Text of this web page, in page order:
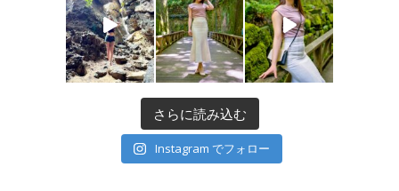
さらに読み込む
Instagram でフォロー